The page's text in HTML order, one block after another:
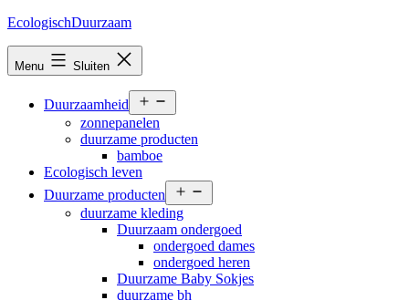
Ga
inhoud
EcologischDuurzaam
Menu Sluiten
Duurzaamheid
menu
zonnepanelen
duurzame producten
bamboe
Ecologisch leven
Duurzame producten
menu
duurzame kleding
Duurzaam ondergoed
ondergoed dames
ondergoed heren
Duurzame Baby Sokjes
duurzame bh